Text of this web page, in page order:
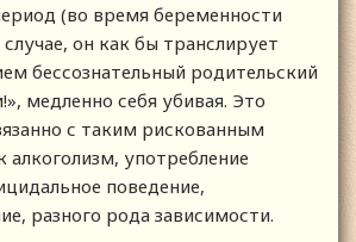
(во время беременности
он как бы транслирует
бессознательный родительский
медленно себя убивая. Это
с таким рискованным
алкоголизм, употребление
поведение,
разного рода зависимости.